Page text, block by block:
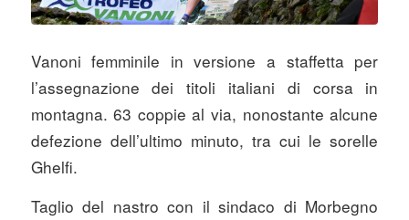
Vanoni femminile in versione a staffetta per
l’assegnazione dei titoli italiani di corsa in
montagna. 63 coppie al via, nonostante alcune
defezione dell’ultimo minuto, tra cui le sorelle
Ghelfi.
Taglio del nastro con il sindaco di Morbegno